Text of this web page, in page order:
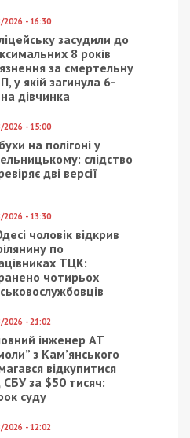
2026 - 16:30
засудили до
8 років
за смертельну
у якій загинула 6-
дівчинка
2026 - 15:00
на полігоні у
слідство
дві версії
2026 - 13:30
чоловік відкрив
по
ТЦК:
чотирьох
2026 - 21:02
інженер АТ
з Кам’янського
відкупитися
СБУ за $50 тисяч:
суду
2026 - 12:02